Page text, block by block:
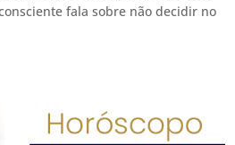
fala sobre não decidir no